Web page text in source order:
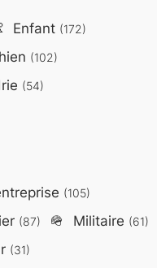
Enfant (172)
(102)
(54)
(105)
(87) 🪖 Militaire (61)
(31)